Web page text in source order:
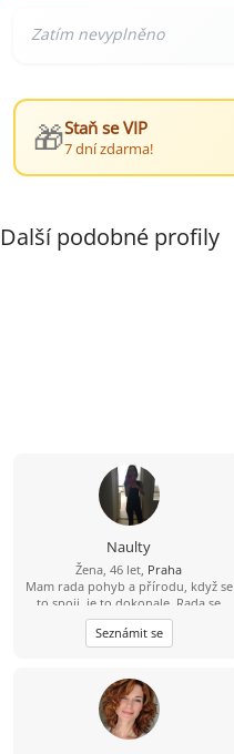
🎁Staň se VIP
7 dní zdarma!
Další podobné profily
Naulty
Žena, 46 let, Praha
Mam rada pohyb a přírodu, když se
to spoji, je to dokonale. Rada se
zabyvam různými druhy cvičení a
zdravým životním stylem, ale
samozrejme rezervy jsou ;-). Osobni
zábavná cesta. Byla bych rada,
kdybys na tom alespon castecne byl
podobne, je přínosem spolu růst :-).
Ale koníčky nemusíme mít stejne, je
Seznámit se